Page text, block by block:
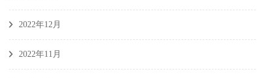
2022年12月
2022年11月